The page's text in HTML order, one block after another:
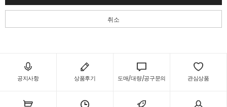
취소
공지사항 상품후기 도매/대량/공구문의 관심상품